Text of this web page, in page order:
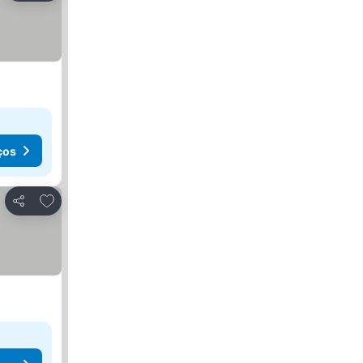
Partilhar
Adicionar aos favoritos